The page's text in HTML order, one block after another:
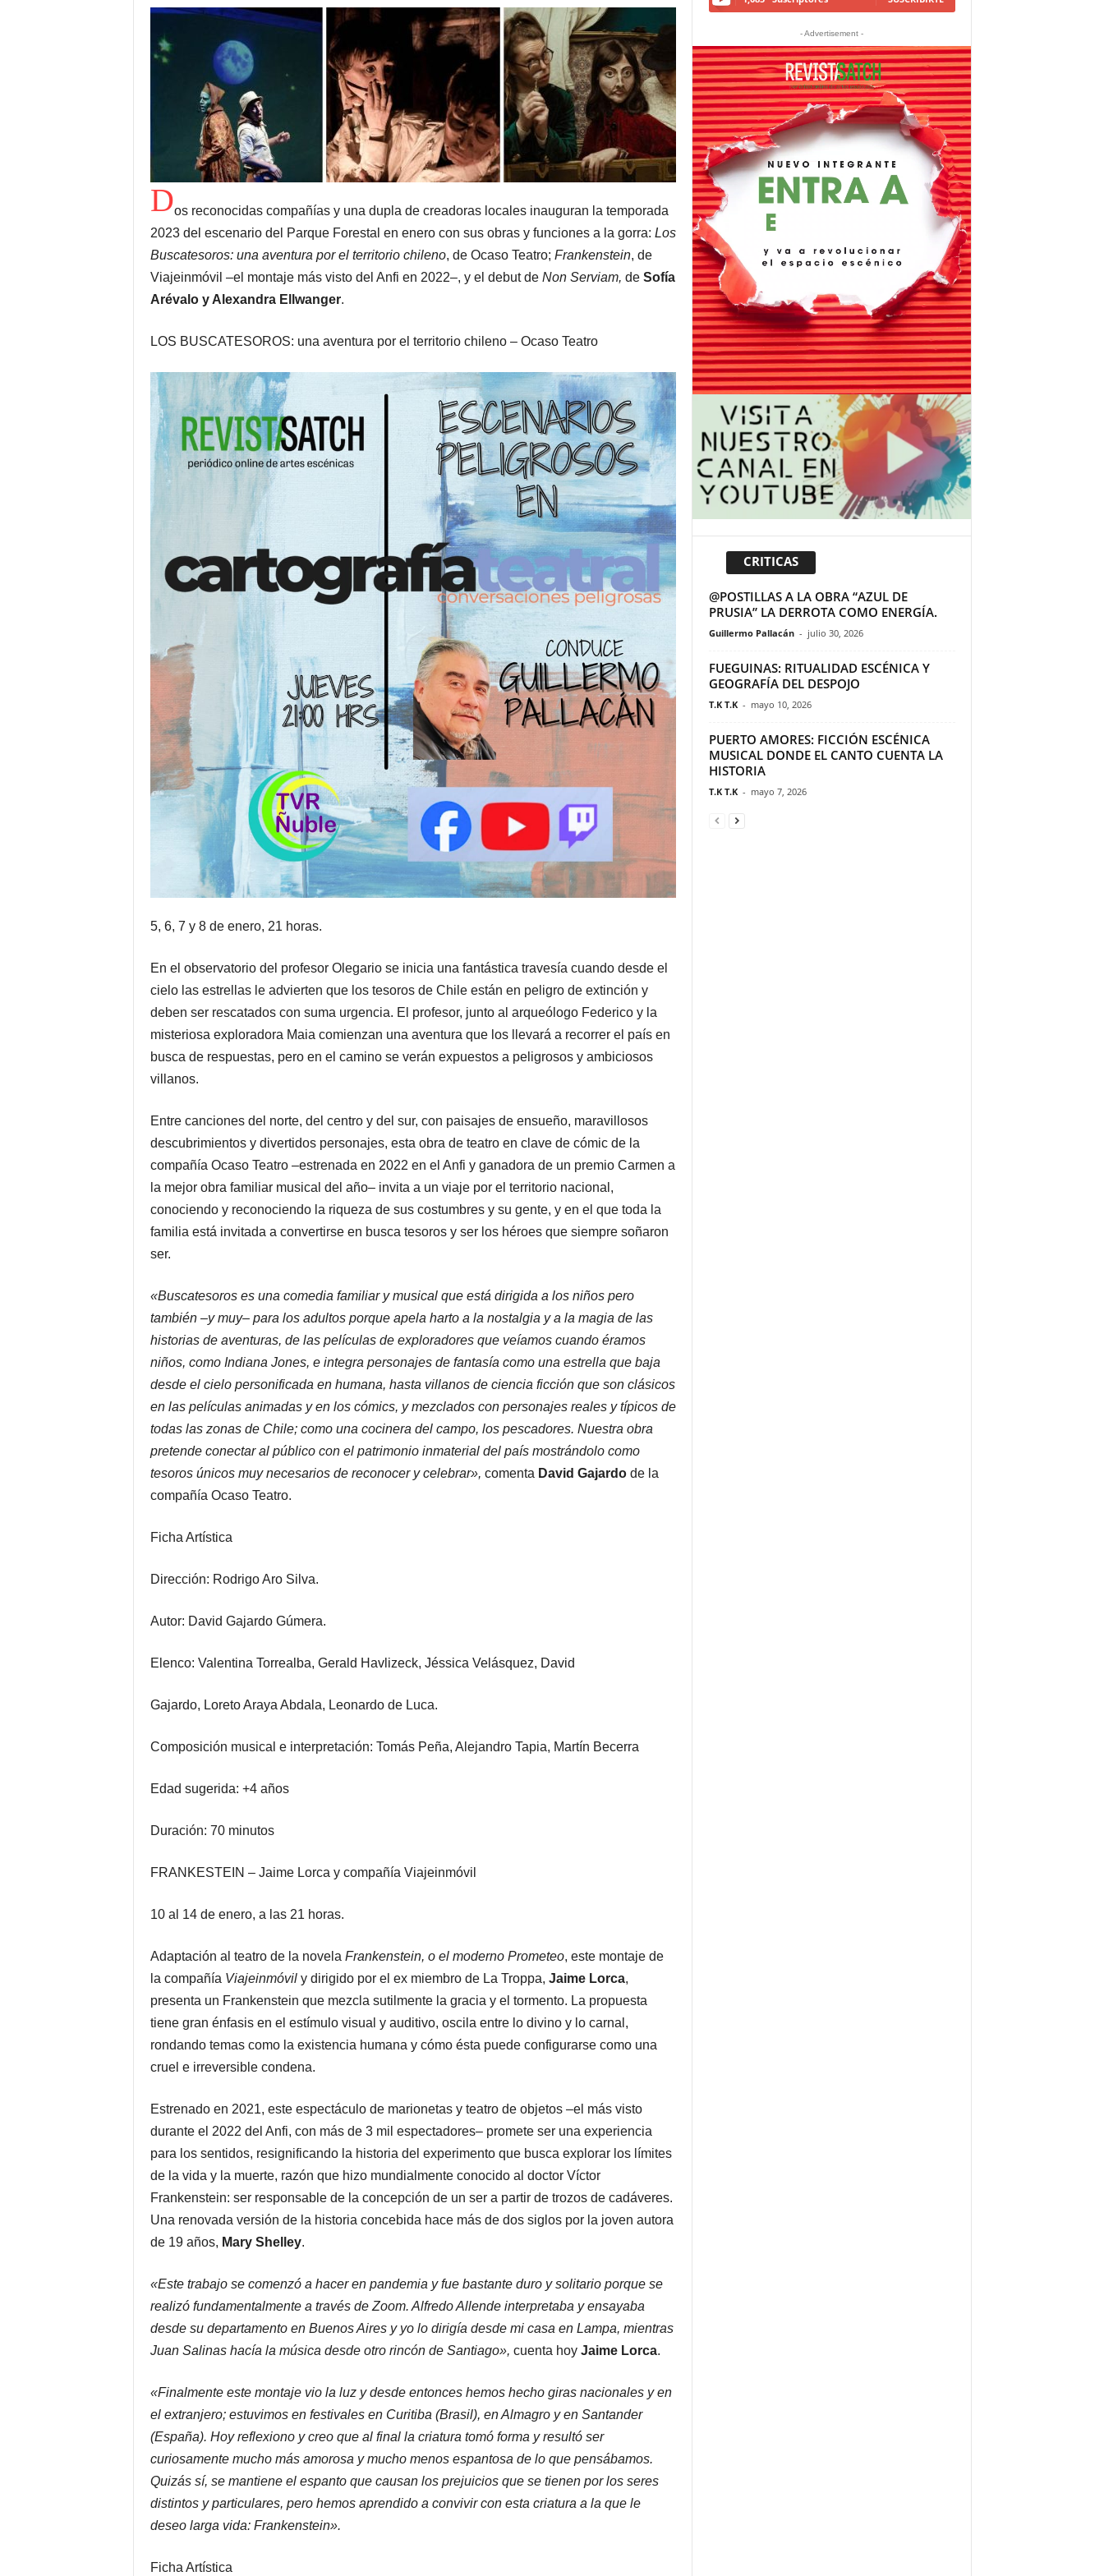
Dos reconocidas compañías y una dupla de creadoras locales inauguran la temporada
2023 del escenario del Parque Forestal en enero con sus obras y funciones a la gorra: Los
Buscatesoros: una aventura por el territorio chileno, de Ocaso Teatro; Frankenstein, de
Viajeinmóvil –el montaje más visto del Anfi en 2022–, y el debut de Non Serviam, de Sofía
Arévalo y Alexandra Ellwanger.
LOS BUSCATESOROS: una aventura por el territorio chileno – Ocaso Teatro
5, 6, 7 y 8 de enero, 21 horas.
En el observatorio del profesor Olegario se inicia una fantástica travesía cuando desde el
cielo las estrellas le advierten que los tesoros de Chile están en peligro de extinción y
deben ser rescatados con suma urgencia. El profesor, junto al arqueólogo Federico y la
misteriosa exploradora Maia comienzan una aventura que los llevará a recorrer el país en
busca de respuestas, pero en el camino se verán expuestos a peligrosos y ambiciosos
villanos.
Entre canciones del norte, del centro y del sur, con paisajes de ensueño, maravillosos
descubrimientos y divertidos personajes, esta obra de teatro en clave de cómic de la
compañía Ocaso Teatro –estrenada en 2022 en el Anfi y ganadora de un premio Carmen a
la mejor obra familiar musical del año– invita a un viaje por el territorio nacional,
conociendo y reconociendo la riqueza de sus costumbres y su gente, y en el que toda la
familia está invitada a convertirse en busca tesoros y ser los héroes que siempre soñaron
ser.
«Buscatesoros es una comedia familiar y musical que está dirigida a los niños pero
también –y muy– para los adultos porque apela harto a la nostalgia y a la magia de las
historias de aventuras, de las películas de exploradores que veíamos cuando éramos
niños, como Indiana Jones, e integra personajes de fantasía como una estrella que baja
desde el cielo personificada en humana, hasta villanos de ciencia ficción que son clásicos
en las películas animadas y en los cómics, y mezclados con personajes reales y típicos de
todas las zonas de Chile; como una cocinera del campo, los pescadores. Nuestra obra
pretende conectar al público con el patrimonio inmaterial del país mostrándolo como
tesoros únicos muy necesarios de reconocer y celebrar», comenta David Gajardode la
compañía Ocaso Teatro.
Ficha Artística
Dirección: Rodrigo Aro Silva.
Autor: David Gajardo Gúmera.
Elenco: Valentina Torrealba, Gerald Havlizeck, Jéssica Velásquez, David
Gajardo, Loreto Araya Abdala, Leonardo de Luca.
Composición musical e interpretación: Tomás Peña, Alejandro Tapia, Martín Becerra
Edad sugerida: +4 años
Duración: 70 minutos
FRANKESTEIN – Jaime Lorca y compañía Viajeinmóvil
10 al 14 de enero, a las 21 horas.
Adaptación al teatro de la novela Frankenstein, o el moderno Prometeo, este montaje de
la compañía Viajeinmóvily dirigido por el ex miembro de La Troppa, Jaime Lorca,
presenta un Frankenstein que mezcla sutilmente la gracia y el tormento. La propuesta
tiene gran énfasis en el estímulo visual y auditivo, oscila entre lo divino y lo carnal,
rondando temas como la existencia humana y cómo ésta puede configurarse como una
cruel e irreversible condena.
Estrenado en 2021, este espectáculo de marionetas y teatro de objetos –el más visto
durante el 2022 del Anfi, con más de 3 mil espectadores– promete ser una experiencia
para los sentidos, resignificando la historia del experimento que busca explorar los límites
de la vida y la muerte, razón que hizo mundialmente conocido al doctor Víctor
Frankenstein: ser responsable de la concepción de un ser a partir de trozos de cadáveres.
Una renovada versión de la historia concebida hace más de dos siglos por la joven autora
de 19 años, Mary Shelley.
«Este trabajo se comenzó a hacer en pandemia y fue bastante duro y solitario porque se
realizó fundamentalmente a través de Zoom. Alfredo Allende interpretaba y ensayaba
desde su departamento en Buenos Aires y yo lo dirigía desde mi casa en Lampa, mientras
Juan Salinas hacía la música desde otro rincón de Santiago», cuenta hoy Jaime Lorca.
«Finalmente este montaje vio la luz y desde entonces hemos hecho giras nacionales y en
el extranjero; estuvimos en festivales en Curitiba (Brasil), en Almagro y en Santander
(España). Hoy reflexiono y creo que al final la criatura tomó forma y resultó ser
curiosamente mucho más amorosa y mucho menos espantosa de lo que pensábamos.
Quizás sí, se mantiene el espanto que causan los prejuicios que se tienen por los seres
distintos y particulares, pero hemos aprendido a convivir con esta criatura a la que le
deseo larga vida: Frankenstein».
Ficha Artística
- Advertisement -
CRITICAS
@POSTILLAS A LA OBRA “AZUL DE
PRUSIA” LA DERROTA COMO ENERGÍA.
Guillermo Pallacán - julio 30, 2026
FUEGUINAS: RITUALIDAD ESCÉNICA Y
GEOGRAFÍA DEL DESPOJO
T.K T.K - mayo 10, 2026
PUERTO AMORES: FICCIÓN ESCÉNICA
MUSICAL DONDE EL CANTO CUENTA LA
HISTORIA
T.K T.K - mayo 7, 2026